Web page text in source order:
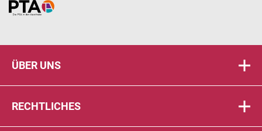
Home
ÜBER UNS
RECHTLICHES